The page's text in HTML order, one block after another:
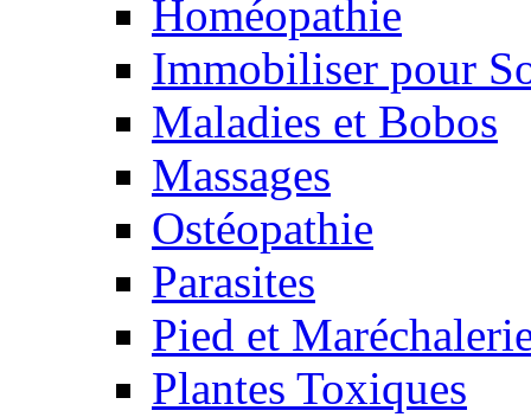
Homéopathie
Immobiliser pour
Maladies et Bobos
Massages
Ostéopathie
Parasites
Pied et
Plantes Toxiques